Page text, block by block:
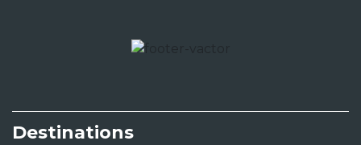
Destinations